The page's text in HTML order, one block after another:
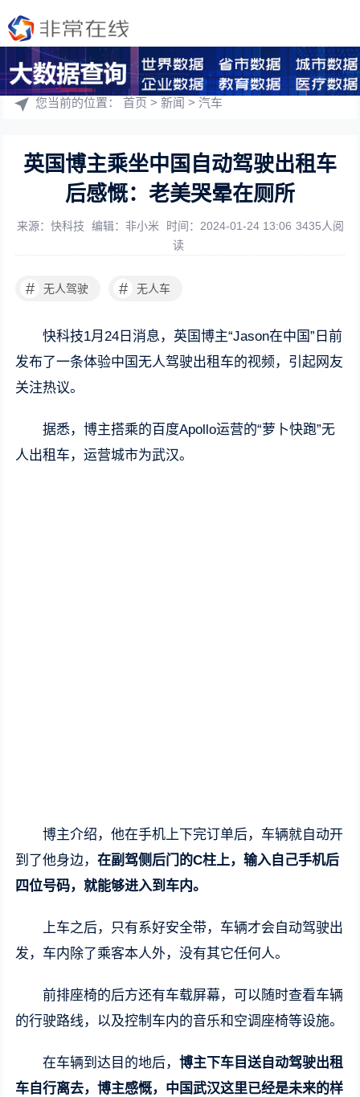
您当前的位置：首页 >新闻 >汽车
英国博主乘坐中国自动驾驶出租车
后感慨：老美哭晕在厕所
来源：快科技 编辑：非小米 时间：2024-01-24 13:06 3435人阅
读
# 无人驾驶 # 无人车
快科技1月24日消息，英国博主“Jason在中国”日前
发布了一条体验中国无人驾驶出租车的视频，引起网友
关注热议。
据悉，博主搭乘的百度Apollo运营的“萝卜快跑”无
人出租车，运营城市为武汉。
博主介绍，他在手机上下完订单后，车辆就自动开
到了他身边，在副驾侧后门的C柱上，输入自己手机后
四位号码，就能够进入到车内。
上车之后，只有系好安全带，车辆才会自动驾驶出
发，车内除了乘客本人外，没有其它任何人。
前排座椅的后方还有车载屏幕，可以随时查看车辆
的行驶路线，以及控制车内的音乐和空调座椅等设施。
在车辆到达目的地后，博主下车目送自动驾驶出租
车自行离去，博主感慨，中国武汉这里已经是未来的样